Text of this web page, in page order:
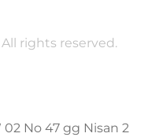
rights reserved.
02 No 47 gg Nisan 2